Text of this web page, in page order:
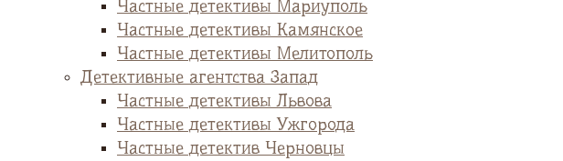
Частные детективы Мариуполь
Частные детективы Камянское
Частные детективы Мелитополь
Детективные агентства Запад
Частные детективы Львова
Частные детективы Ужгорода
Частные детектив Черновцы